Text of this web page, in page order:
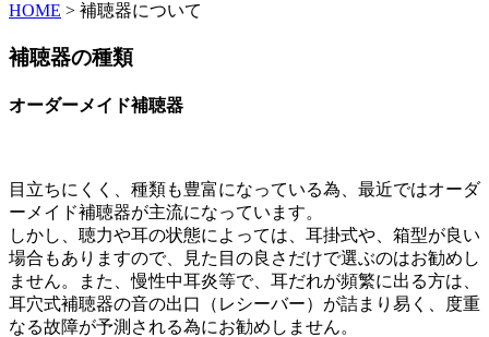
HOME > 補聴器について
補聴器の種類
オーダーメイド補聴器
目立ちにくく、種類も豊富になっている為、最近ではオーダ
ーメイド補聴器が主流になっています。
しかし、聴力や耳の状態によっては、耳掛式や、箱型が良い
場合もありますので、見た目の良さだけで選ぶのはお勧めし
ません。また、慢性中耳炎等で、耳だれが頻繁に出る方は、
耳穴式補聴器の音の出口（レシーバー）が詰まり易く、度重
なる故障が予測される為にお勧めしません。